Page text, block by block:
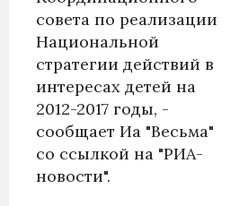
совета по реализации
Национальной
стратегии действий в
интересах детей на
2012-2017 годы, -
сообщает Иа "Весьма"
со ссылкой на "РИА-
новости".